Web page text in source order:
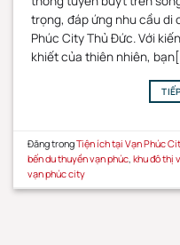
trọng, đáp ứng nhu cầu di
Phúc City Thủ Đức. Với
khiết của thiên nhiên,
Đăng trongTiện ích tại Vạn Phúc
bến du thuyền vạn phúc,khu đô thị
vạn phúc city